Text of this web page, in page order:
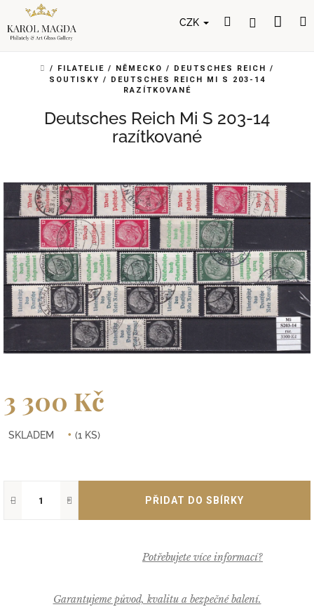
obsah
CZK HledatPřihlášení
DOMŮ
/ FILATELIE / NĚMECKO / DEUTSCHES REICH /
SOUTISKY /
DEUTSCHES REICH MI S 203-14
RAZÍTKOVANÉ
Deutsches Reich Mi S 203-14
razítkované
3 300 Kč
cena:
SKLADEM (1 KS)
+
−
Garantujeme původ, kvalitu a bezpečné balení.